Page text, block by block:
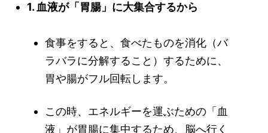
1. 血液が「胃腸」に大集合するから
食事をすると、食べたものを消化（バ
ラバラに分解すること）するために、
胃や腸がフル回転します。
この時、エネルギーを運ぶための「血
液」が胃腸に集中するため、脳へ行く